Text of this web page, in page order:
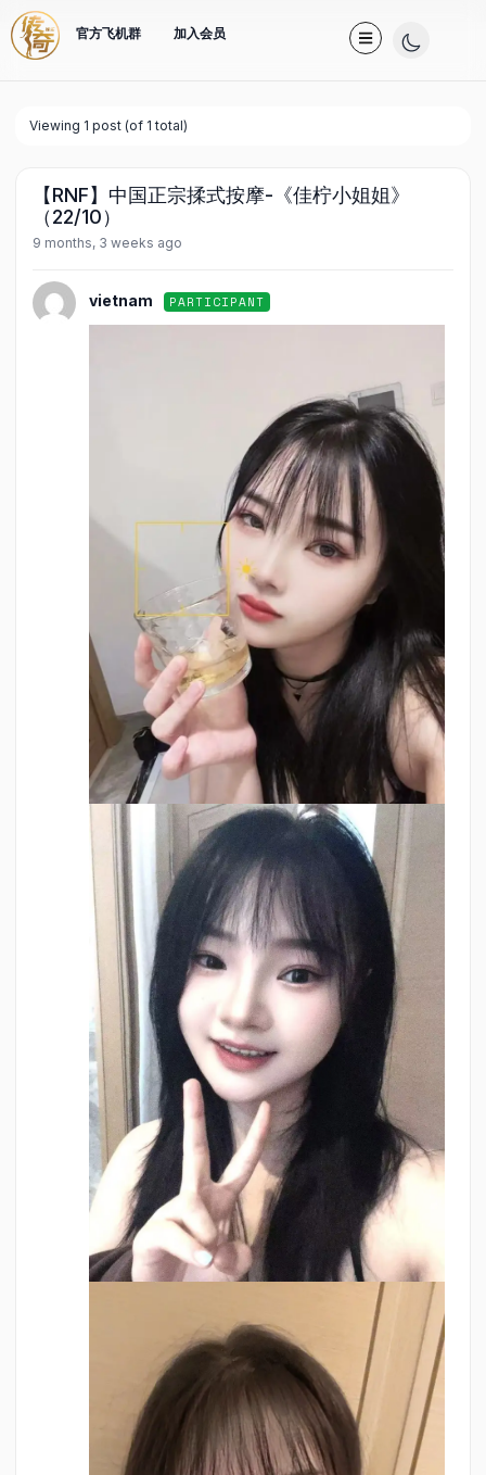
官方飞机群 加入会员
Viewing 1 post (of 1 total)
【RNF】中国正宗揉式按摩-《佳柠小姐姐》
（22/10）
9 months, 3 weeks ago
vietnam PARTICIPANT